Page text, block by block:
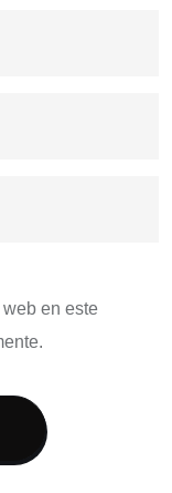
en este